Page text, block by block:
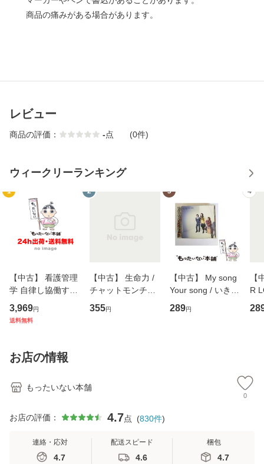
商品の痛みがある場合があります。
レビュー
商品の評価： -点 (0件)
ウィークリーランキング
1
【中古】 看護管理
学 自律し協働する
専門職の看護マネ
ジメントスキル 改
恵 藤本幸三 / 南江
堂 [単行
3,969円
送料無料
2
【中古】 生命力 /
チャットモンチー /
キューンレコード
[CD]【メール便送
355円
3
【中古】 My song
Your song / いきも
のがかり / [CD]
【メール便送料無
289円
4
【
R
産
お店の情報
もったいない本舗
0
お店の評価： 4.7点 (830件)
連絡・応対
4.7
配送スピード
4.6
梱包
4.7